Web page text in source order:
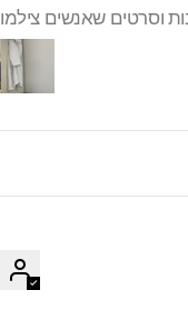
וסרטים שאנשים צילמו